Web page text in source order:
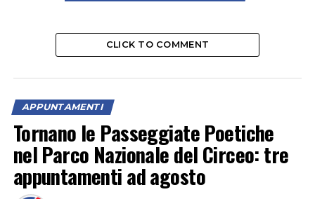
CLICK TO COMMENT
APPUNTAMENTI
Tornano le Passeggiate Poetiche
nel Parco Nazionale del Circeo: tre
appuntamenti ad agosto